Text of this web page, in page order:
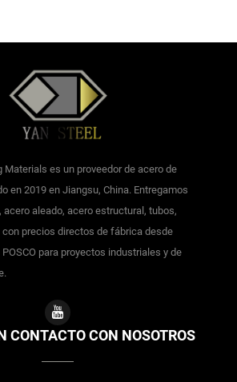
Materials es un proveedor de acero de
en 2019 en Jiangsu, China. Entregamos
acero aleado, acero estructural, tubos,
con precios directos de fábrica desde
POSCO para proyectos industriales y de
CONTACTO CON NOSOTROS